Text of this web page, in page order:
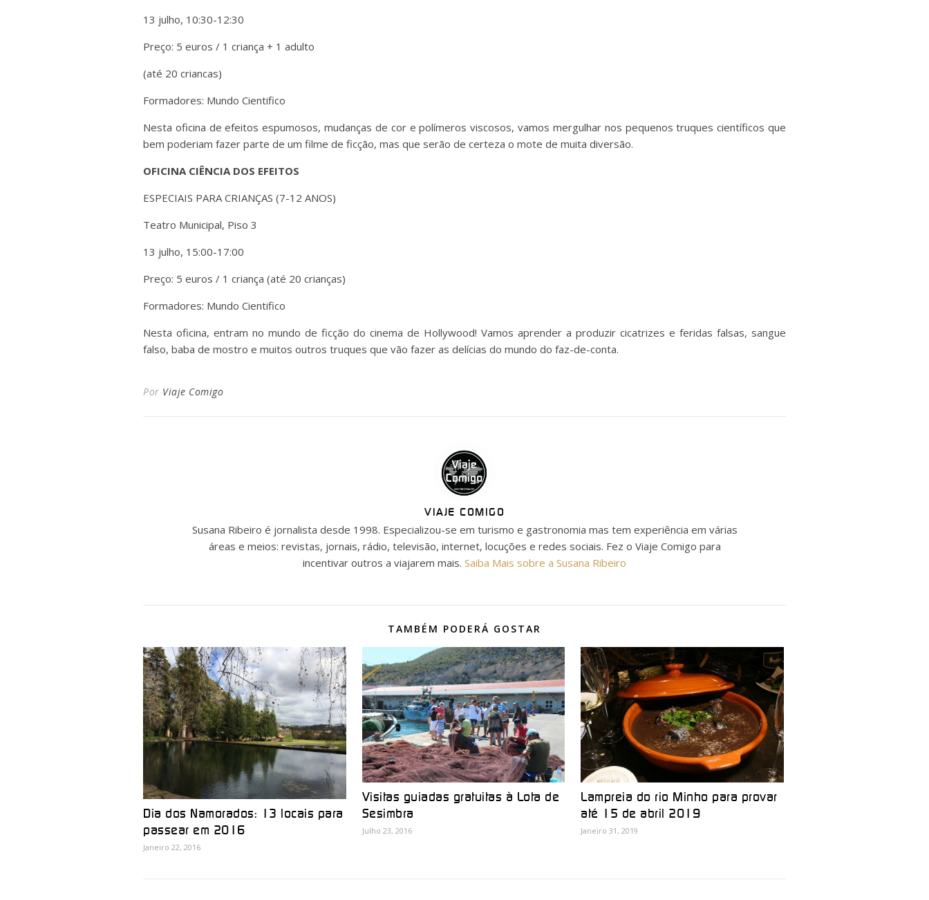
13 julho, 10:30-12:30
Preço: 5 euros / 1 criança + 1 adulto
(até 20 criancas)
Formadores: Mundo Cientifico
Nesta oficina de efeitos espumosos, mudanças de cor e polímeros viscosos, vamos mergulhar nos pequenos truques científicos que
bem poderiam fazer parte de um filme de ficção, mas que serão de certeza o mote de muita diversão.
OFICINA CIÊNCIA DOS EFEITOS
ESPECIAIS PARA CRIANÇAS (7-12 ANOS)
Teatro Municipal, Piso 3
13 julho, 15:00-17:00
Preço: 5 euros / 1 criança (até 20 crianças)
Formadores: Mundo Cientifico
Nesta oficina, entram no mundo de ficção do cinema de Hollywood! Vamos aprender a produzir cicatrizes e feridas falsas, sangue
falso, baba de mostro e muitos outros truques que vão fazer as delícias do mundo do faz-de-conta.
Por Viaje Comigo
VIAJE COMIGO
Susana Ribeiro é jornalista desde 1998. Especializou-se em turismo e gastronomia mas tem experiência em várias
áreas e meios: revistas, jornais, rádio, televisão, internet, locuções e redes sociais. Fez o Viaje Comigo para
incentivar outros a viajarem mais. Saiba Mais sobre a Susana Ribeiro
TAMBÉM PODERÁ GOSTAR
Dia dos Namorados: 13 locais para
passear em 2016
Janeiro 22, 2016
Visitas guiadas gratuitas à Lota de
Sesimbra
Julho 23, 2016
Lampreia do rio Minho para provar
até 15 de abril 2019
Janeiro 31, 2019